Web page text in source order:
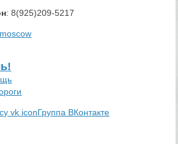
: 8(925)209-5217
Группа ВКонтакте